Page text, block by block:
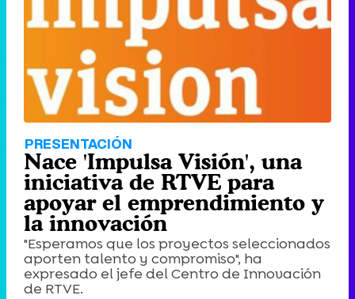
PRESENTACIÓN
Nace 'Impulsa Visión', una
iniciativa de RTVE para
apoyar el emprendimiento y
la innovación
"Esperamos que los proyectos seleccionados
aporten talento y compromiso", ha
expresado el jefe del Centro de Innovación
de RTVE.